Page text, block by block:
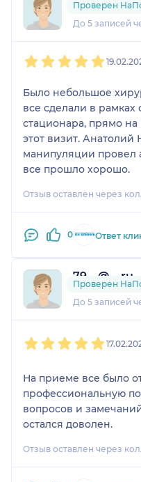
1 отзыв
До 5 записей
Проверен
Было небольшое
все сделали в рамках
стационара, прямо
этот визит. Анатолий
манипуляции провел
все прошло хорошо.
Отзыв оставлен через
0 Ответ
79....@....ru
1 отзыв
До 5 записей
Проверен
На приеме все было
профессиональную
вопросов и
остался доволен.
Отзыв оставлен через